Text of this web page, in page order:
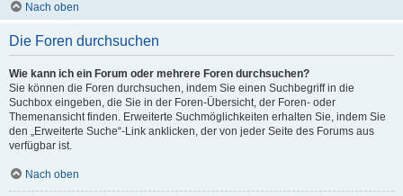
Nach oben
Die Foren durchsuchen
Wie kann ich ein Forum oder mehrere Foren durchsuchen?
Sie können die Foren durchsuchen, indem Sie einen Suchbegriff in die
Suchbox eingeben, die Sie in der Foren-Übersicht, der Foren- oder
Themenansicht finden. Erweiterte Suchmöglichkeiten erhalten Sie, indem Sie
den „Erweiterte Suche“-Link anklicken, der von jeder Seite des Forums aus
verfügbar ist.
Nach oben